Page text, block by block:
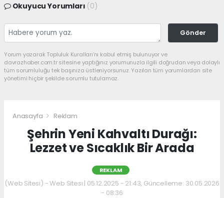
Okuyucu Yorumları (0)
Gönder
Yorum yazarak Topluluk Kuralları’nı kabul etmiş bulunuyor ve
davrazhaber.com.tr sitesine yaptığınız yorumunuzla ilgili doğrudan veya dolaylı
tüm sorumluluğu tek başınıza üstleniyorsunuz. Yazılan tüm yorumlardan site
yönetimi hiçbir şekilde sorumlu tutulamaz.
Anasayfa Reklam
Şehrin Yeni Kahvaltı Durağı:
Lezzet ve Sıcaklık Bir Arada
REKLAM
(Web Sitesi) - Web Sitesi | 05.12.2025 - 21:43, Güncelleme: 30.05.2026
- 08:36